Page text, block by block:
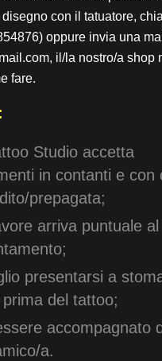
con il tatuatore,
oppure invia una
il/la nostro/a shop
fare.
Studio accetta
in contanti e con
prepagata;
arriva puntuale
presentarsi a
prima del tattoo;
accompagnato
a.